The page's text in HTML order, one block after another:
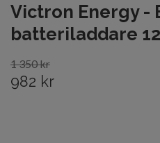
Victron Energy -
batteriladdare
1 350 kr
982 kr